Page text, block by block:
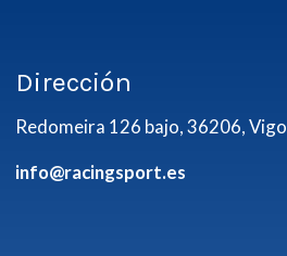
Dirección
Redomeira 126 bajo, 36206, Vigo
info@racingsport.es